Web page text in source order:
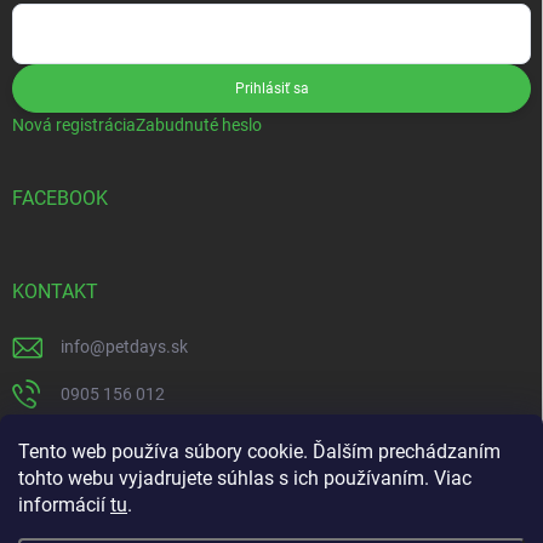
Tento web používa súbory cookie. Ďalším prechádzaním
tohto webu vyjadrujete súhlas s ich používaním. Viac
informácií tu.
Prihlásiť sa
Nová registráciaZabudnuté heslo
FACEBOOK
KONTAKT
info@petdays.sk
0905 156 012
PetDays